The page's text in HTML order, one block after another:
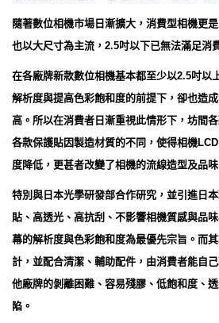
隨著數位相機市場日漸擴大，消費型相機更
也以大尺寸為主流，2.5吋以下已無法滿足消
在各廠牌新款數位相機基本都至少以2.5吋以
解析度與提高色彩飽和度的前提下，卻也造
高。所以在消費者日漸重視此情形下，坊間
各款保護貼因製造材質的不同，使得相機
度降低，更甚者改變了相機的流線造型及品味
特別與日本光學研發部合作研究，並引進日
貼、高透光、高抗刮、不影響相機質感與品
幕的解析度與色彩飽和度為最優先宗旨。而
計，並配合清潔、輔助配件，由消費者能自
他廠牌的剝離困難、容易殘膠、低飽和度、
陷。